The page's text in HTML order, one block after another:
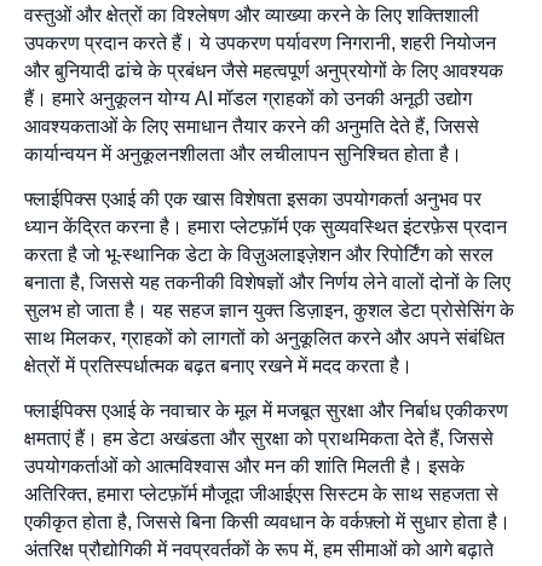
वस्तुओं और क्षेत्रों का विश्लेषण और व्याख्या करने के लिए शक्तिशाली
उपकरण प्रदान करते हैं। ये उपकरण पर्यावरण निगरानी, शहरी नियोजन
और बुनियादी ढांचे के प्रबंधन जैसे महत्वपूर्ण अनुप्रयोगों के लिए आवश्यक
हैं। हमारे अनुकूलन योग्य AI मॉडल ग्राहकों को उनकी अनूठी उद्योग
आवश्यकताओं के लिए समाधान तैयार करने की अनुमति देते हैं, जिससे
कार्यान्वयन में अनुकूलनशीलता और लचीलापन सुनिश्चित होता है।
फ्लाईपिक्स एआई की एक खास विशेषता इसका उपयोगकर्ता अनुभव पर
ध्यान केंद्रित करना है। हमारा प्लेटफ़ॉर्म एक सुव्यवस्थित इंटरफ़ेस प्रदान
करता है जो भू-स्थानिक डेटा के विज़ुअलाइज़ेशन और रिपोर्टिंग को सरल
बनाता है, जिससे यह तकनीकी विशेषज्ञों और निर्णय लेने वालों दोनों के लिए
सुलभ हो जाता है। यह सहज ज्ञान युक्त डिज़ाइन, कुशल डेटा प्रोसेसिंग के
साथ मिलकर, ग्राहकों को लागतों को अनुकूलित करने और अपने संबंधित
क्षेत्रों में प्रतिस्पर्धात्मक बढ़त बनाए रखने में मदद करता है।
फ्लाईपिक्स एआई के नवाचार के मूल में मजबूत सुरक्षा और निर्बाध एकीकरण
क्षमताएं हैं। हम डेटा अखंडता और सुरक्षा को प्राथमिकता देते हैं, जिससे
उपयोगकर्ताओं को आत्मविश्वास और मन की शांति मिलती है। इसके
अतिरिक्त, हमारा प्लेटफ़ॉर्म मौजूदा जीआईएस सिस्टम के साथ सहजता से
एकीकृत होता है, जिससे बिना किसी व्यवधान के वर्कफ़्लो में सुधार होता है।
अंतरिक्ष प्रौद्योगिकी में नवप्रवर्तकों के रूप में, हम सीमाओं को आगे बढ़ाते